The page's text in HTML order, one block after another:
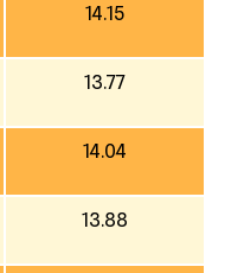
14.15
13.77
14.04
13.88